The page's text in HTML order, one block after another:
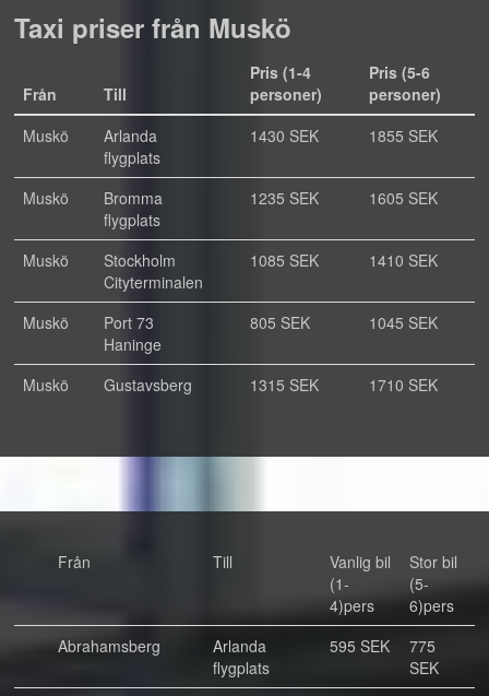
Taxi priser från Muskö
Från Till
Pris (1-4
personer)
Pris (5-6
personer)
Muskö
Arlanda
flygplats
1430 SEK 1855 SEK
Muskö
Bromma
flygplats
1235 SEK 1605 SEK
Muskö
Stockholm
Cityterminalen
1085 SEK 1410 SEK
Muskö
Port 73
Haninge
805 SEK 1045 SEK
Muskö Gustavsberg 1315 SEK 1710 SEK
Från Till
Vanlig bil
(1-
4)pers
Stor bil
(5-
6)pers
Abrahamsberg
Arlanda
flygplats
595 SEK
775
SEK